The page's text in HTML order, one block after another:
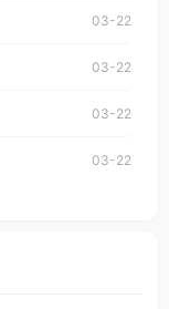
海外用户收听腾讯
、欧洲等国家和地区
家和地区时，网易
这个问题
的问题，无论人在
03-22
03-22
03-22
03-22